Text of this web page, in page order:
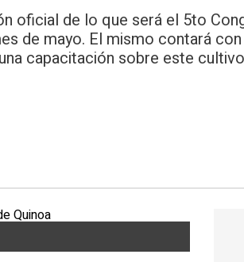
oficial de lo que será el 5to
de mayo. El mismo contará
capacitación sobre este